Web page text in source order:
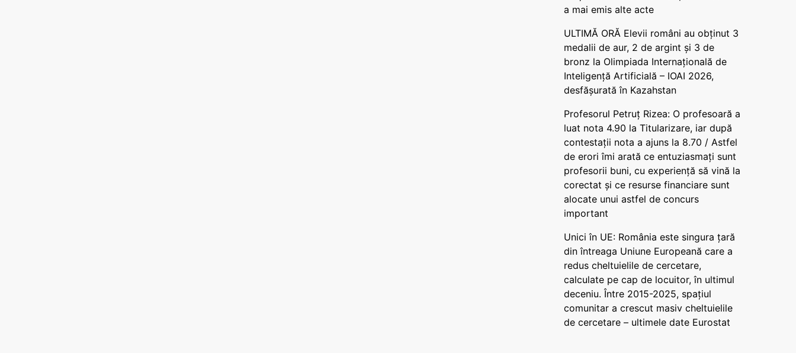
a mai emis alte acte
ULTIMĂ ORĂ Elevii români au obținut 3
medalii de aur, 2 de argint și 3 de
bronz la Olimpiada Internațională de
Inteligență Artificială – IOAI 2026,
desfășurată în Kazahstan
Profesorul Petruț Rizea: O profesoară a
luat nota 4.90 la Titularizare, iar după
contestații nota a ajuns la 8.70 / Astfel
de erori îmi arată ce entuziasmați sunt
profesorii buni, cu experiență să vină la
corectat și ce resurse financiare sunt
alocate unui astfel de concurs
important
Unici în UE: România este singura țară
din întreaga Uniune Europeană care a
redus cheltuielile de cercetare,
calculate pe cap de locuitor, în ultimul
deceniu. Între 2015-2025, spațiul
comunitar a crescut masiv cheltuielile
de cercetare – ultimele date Eurostat